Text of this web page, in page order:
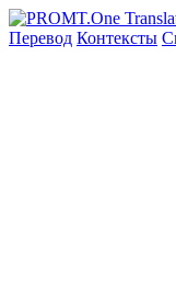
Перевод Контексты